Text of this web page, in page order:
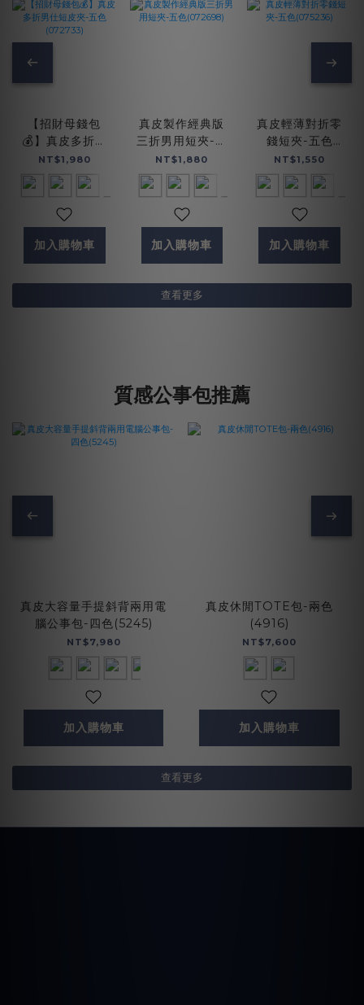
【招財母錢包
💰】真皮多折男
仕短皮夾-五色
(072733)
NT$1,980
加入購物車
真皮製作經典版
三折男用短夾-五
色(072698)
NT$1,880
加入購物車
真皮輕薄對折零
錢短夾-五色
(075236)
NT$1,550
加入購物車
查看更多
質感公事包推薦
真皮大容量手提斜背兩用電
腦公事包-四色(5245)
NT$7,980
加入購物車
真皮休閒TOTE包-兩色
(4916)
NT$7,600
加入購物車
查看更多